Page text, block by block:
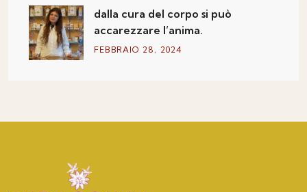
dalla cura del corpo si può
accarezzare l’anima.
FEBBRAIO 28 , 2024